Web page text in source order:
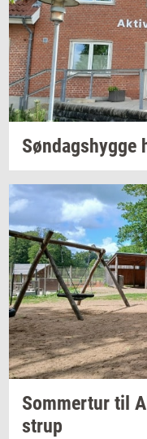
Søn­dags­hyg­ge
Som­mer­tur til
strup